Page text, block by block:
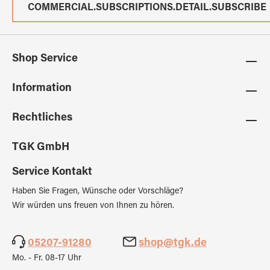
COMMERCIAL.SUBSCRIPTIONS.DETAIL.SUBSCRIBE
Shop Service
Information
Rechtliches
TGK GmbH
Service Kontakt
Haben Sie Fragen, Wünsche oder Vorschläge?
Wir würden uns freuen von Ihnen zu hören.
05207-91280 shop@tgk.de
Mo. - Fr. 08-17 Uhr